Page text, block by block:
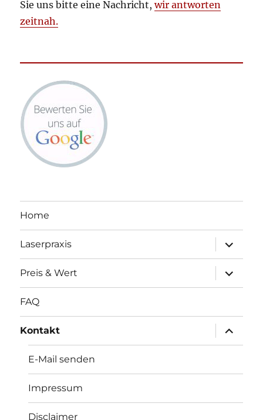
Sie uns bitte eine Nachricht,wir antworten
zeitnah.
Home
Laserpraxis
öffnen
Preis & Wert
öffnen
FAQ
Kontakt
öffnen
E-Mail senden
Impressum
Disclaimer